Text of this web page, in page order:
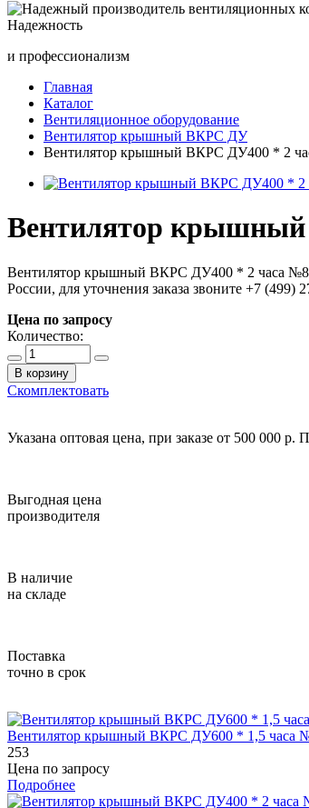
Надежность
и профессионализм
Главная
Каталог
Вентиляционное оборудование
Вентилятор крышный ВКРС ДУ
Вентилятор крышный ВКРС ДУ400 * 2
Вентилятор
Вентилятор крышный ВКРС ДУ400 * 2 часа
России, для уточнения заказа звоните +7 (499)
Цена по запросу
Количество:
В корзину
Скомплектовать
Указана оптовая цена, при заказе от 500 000
Выгодная цена
производителя
В наличие
на складе
Поставка
точно в срок
Вентилятор крышный ВКРС ДУ600 * 1,5 часа
253
Цена по запросу
Подробнее